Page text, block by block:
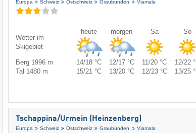
Europa Schweiz Ostschweiz Graubünden Viamala
Wetter im
Skigebiet
heute morgen Sa So
Berg 1996 m 14/18 °C 12/17 °C 11/20 °C 12/22
Tal 1480 m
15/21 °C 13/20 °C 12/23 °C 13/25
Tschappina/​Urmein (Heinzenberg)
Europa Schweiz Ostschweiz Graubünden Viamala